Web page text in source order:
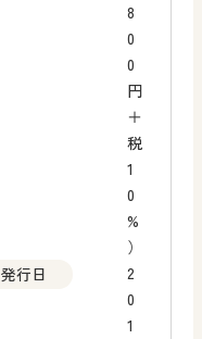
8
0
0
円
＋
税
1
0
%
）
発行日
2
0
1